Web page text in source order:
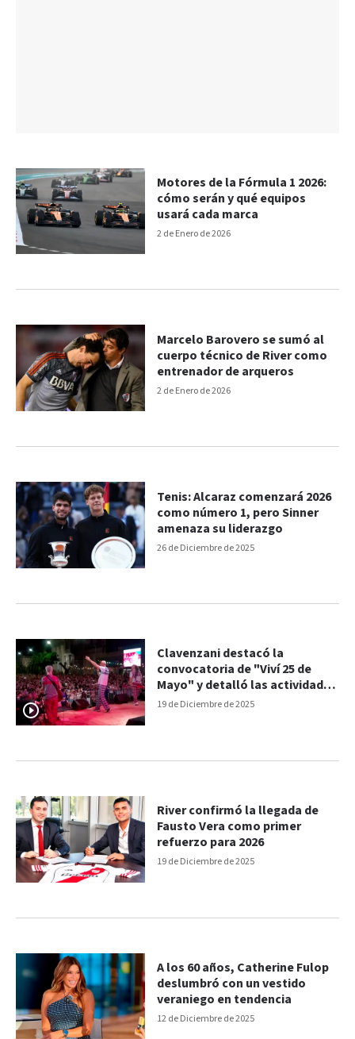
2 de Enero de 2026
Motores de la Fórmula 1 2026:
cómo serán y qué equipos
usará cada marca
2 de Enero de 2026
Marcelo Barovero se sumó al
cuerpo técnico de River como
entrenador de arqueros
26 de Diciembre de 2025
Tenis: Alcaraz comenzará 2026
como número 1, pero Sinner
amenaza su liderazgo
19 de Diciembre de 2025
Clavenzani destacó la
convocatoria de "Viví 25 de
Mayo" y detalló las actividades
que se vivirán durante el
19 de Diciembre de 2025
River confirmó la llegada de
Fausto Vera como primer
refuerzo para 2026
12 de Diciembre de 2025
A los 60 años, Catherine Fulop
deslumbró con un vestido
veraniego en tendencia